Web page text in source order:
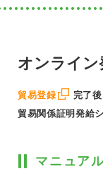
オンライン
貿易登録
完了
貿易関係証明発給
マニュア